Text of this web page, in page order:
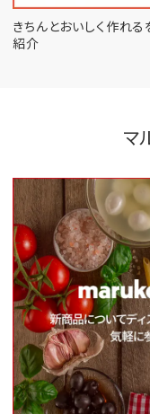
きちんとおいしく作れる
紹介
マ